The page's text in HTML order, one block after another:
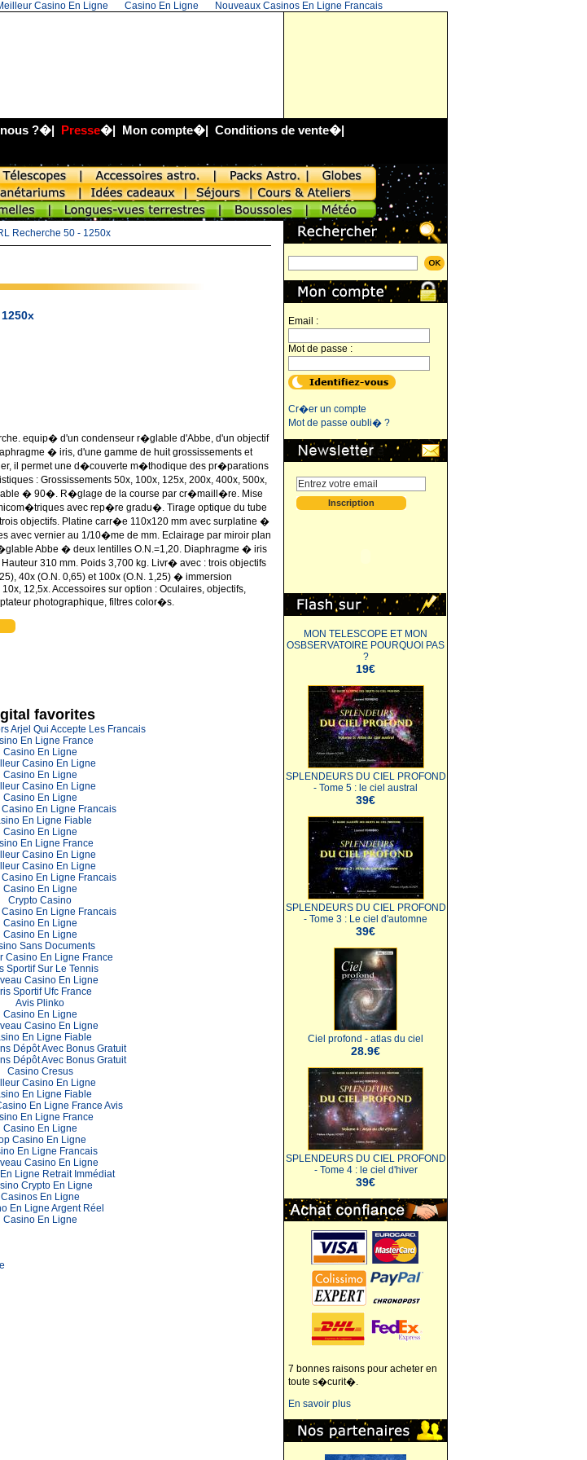
Casino En Ligne Casino En Ligne Nouveaux Casinos En Ligne Francais
?�| Presse�| Mon compte�| Conditions de vente�|
Recherche 50 - 1250x
equip� d'un condenseur r�glable d'Abbe, d'un objectif
� iris, d'une gamme de huit grossissements et
il permet une d�couverte m�thodique des pr�parations
: Grossissements 50x, 100x, 125x, 200x, 400x, 500x,
� 90�. R�glage de la course par cr�maill�re. Mise
avec rep�re gradu�. Tirage optique du tube
objectifs. Platine carr�e 110x120 mm avec surplatine �
avec vernier au 1/10�me de mm. Eclairage par miroir plan
Abbe � deux lentilles O.N.=1,20. Diaphragme � iris
310 mm. Poids 3,700 kg. Livr� avec : trois objectifs
40x (O.N. 0,65) et 100x (O.N. 1,25) � immersion
12,5x. Accessoires sur option : Oculaires, objectifs,
photographique, filtres color�s.
Email :
Mot de passe :
Cr�er un compte
Mot de passe oubli� ?
MON TELESCOPE ET MON
OSBSERVATOIRE POURQUOI PAS
?
19€
SPLENDEURS DU CIEL PROFOND
- Tome 5 : le ciel austral
39€
SPLENDEURS DU CIEL PROFOND
- Tome 3 : Le ciel d'automne
39€
Ciel profond - atlas du ciel
28.9€
SPLENDEURS DU CIEL PROFOND
- Tome 4 : le ciel d'hiver
39€
7 bonnes raisons pour acheter en
toute s�curit�.
En savoir plus
favorites
Arjel Qui Accepte Les Francais
En Ligne France
Casino En Ligne
Casino En Ligne
Casino En Ligne
Casino En Ligne
Casino En Ligne
Casino En Ligne Francais
En Ligne Fiable
Casino En Ligne
En Ligne France
Casino En Ligne
Casino En Ligne
Casino En Ligne Francais
Casino En Ligne
Crypto Casino
Casino En Ligne Francais
Casino En Ligne
Casino En Ligne
Sans Documents
Casino En Ligne France
Sportif Sur Le Tennis
Casino En Ligne
Sportif Ufc France
Avis Plinko
Casino En Ligne
Casino En Ligne
En Ligne Fiable
Dépôt Avec Bonus Gratuit
Dépôt Avec Bonus Gratuit
Casino Cresus
Casino En Ligne
En Ligne Fiable
En Ligne France Avis
En Ligne France
Casino En Ligne
Casino En Ligne
En Ligne Francais
Casino En Ligne
Ligne Retrait Immédiat
Crypto En Ligne
Casinos En Ligne
En Ligne Argent Réel
Casino En Ligne